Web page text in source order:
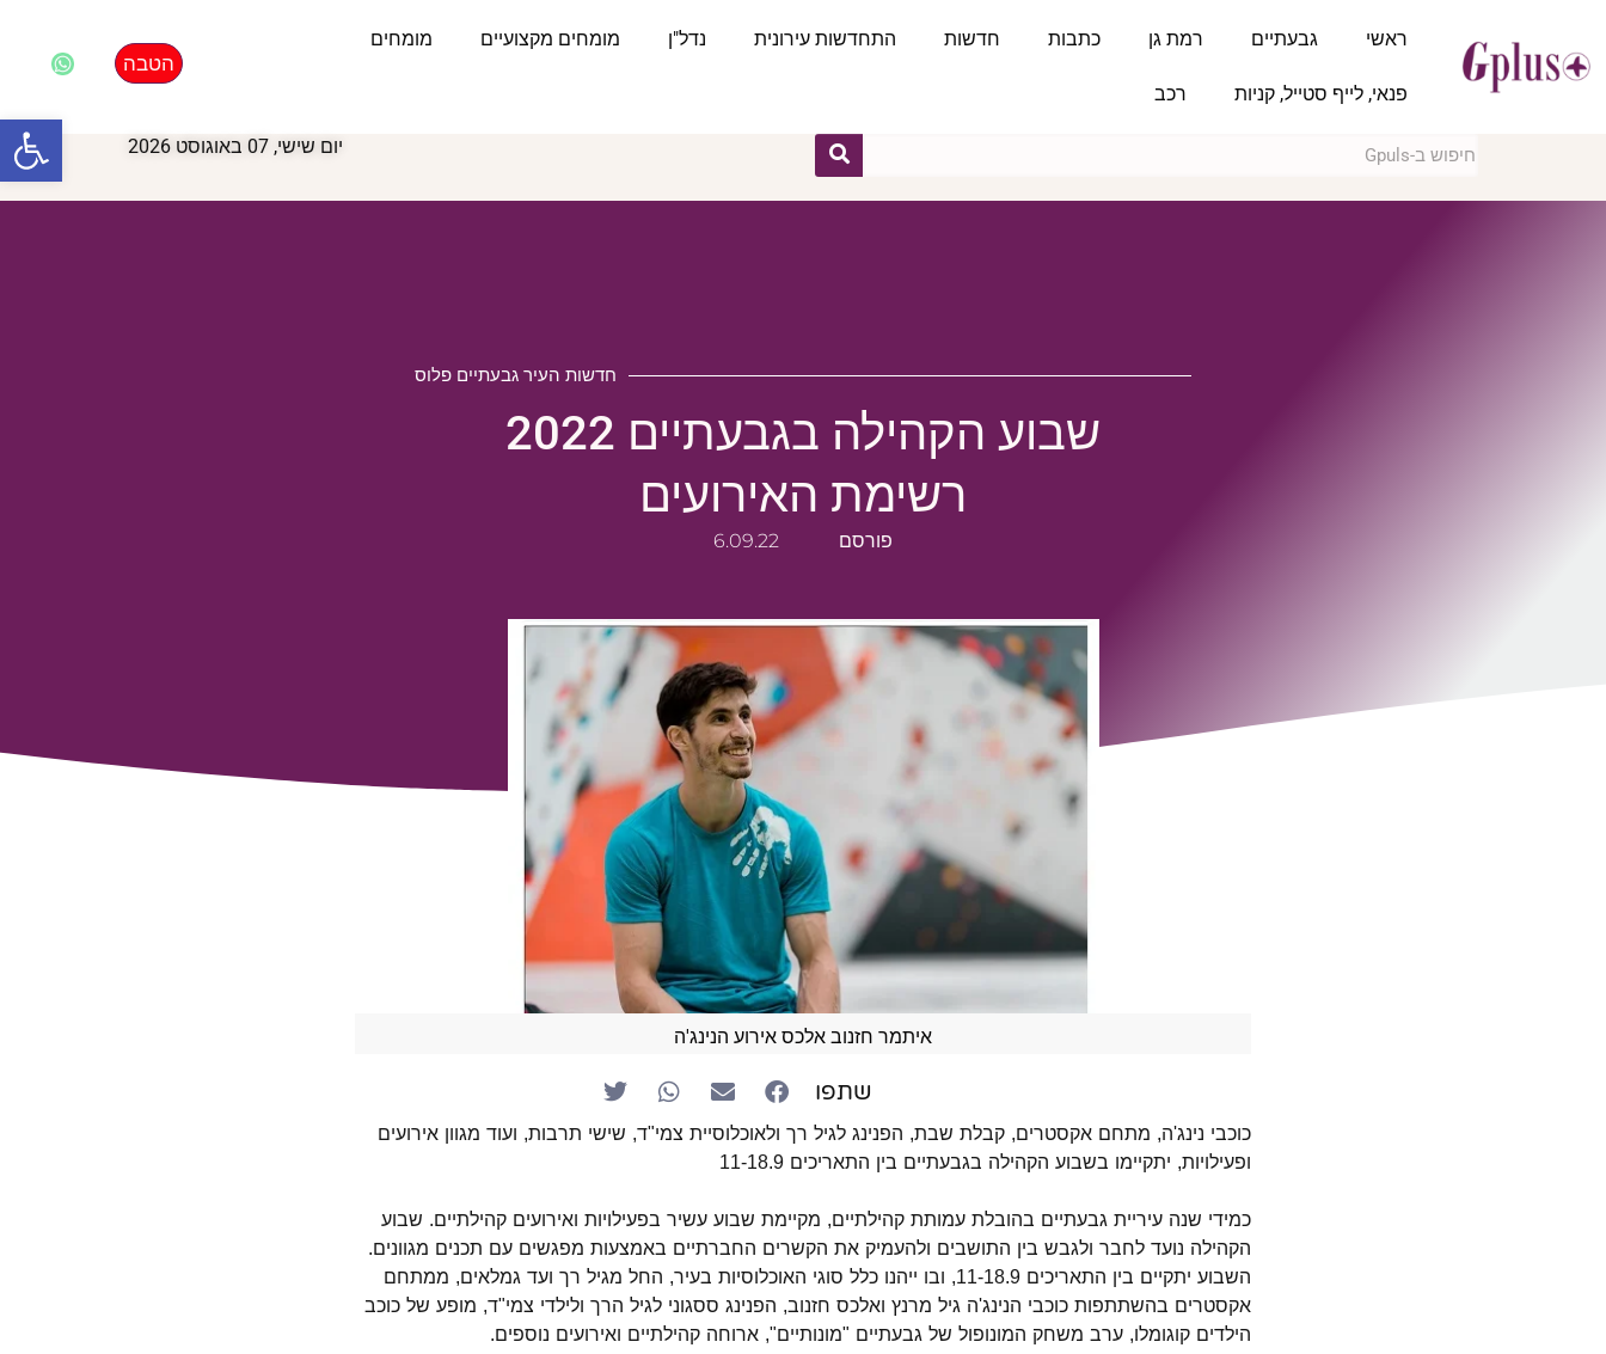
ראשי גבעתיים רמת גן כתבות חדשות התחדשות עירונית נדל"ן מומחים מקצועיים מומחים
פנאי, לייף סטייל, קניות רכב
הטבה
יום שישי, 07 באוגוסט 2026
חדשות העיר גבעתיים פלוס
שבוע הקהילה בגבעתיים 2022
רשימת האירועים
פורסם 6.09.22
איתמר חזנוב אלכס אירוע הנינג'ה
שתפו
כוכבי נינג'ה, מתחם אקסטרים, קבלת שבת, הפנינג לגיל רך ולאוכלוסיית צמי"ד, שישי תרבות, ועוד מגוון אירועים
ופעילויות, יתקיימו בשבוע הקהילה בגבעתיים בין התאריכים 11-18.9
כמידי שנה עיריית גבעתיים בהובלת עמותת קהילתיים, מקיימת שבוע עשיר בפעילויות ואירועים קהילתיים. שבוע
הקהילה נועד לחבר ולגבש בין התושבים ולהעמיק את הקשרים החברתיים באמצעות מפגשים עם תכנים מגוונים.
השבוע יתקיים בין התאריכים 11-18.9, ובו ייהנו כלל סוגי האוכלוסיות בעיר, החל מגיל רך ועד גמלאים, ממתחם
אקסטרים בהשתתפות כוכבי הנינג'ה גיל מרנץ ואלכס חזנוב, הפנינג ססגוני לגיל הרך ולילדי צמי"ד, מופע של כוכב
הילדים קוגומלו, ערב משחק המונופול של גבעתיים "מונותיים", ארוחה קהילתיים ואירועים נוספים.
פתח